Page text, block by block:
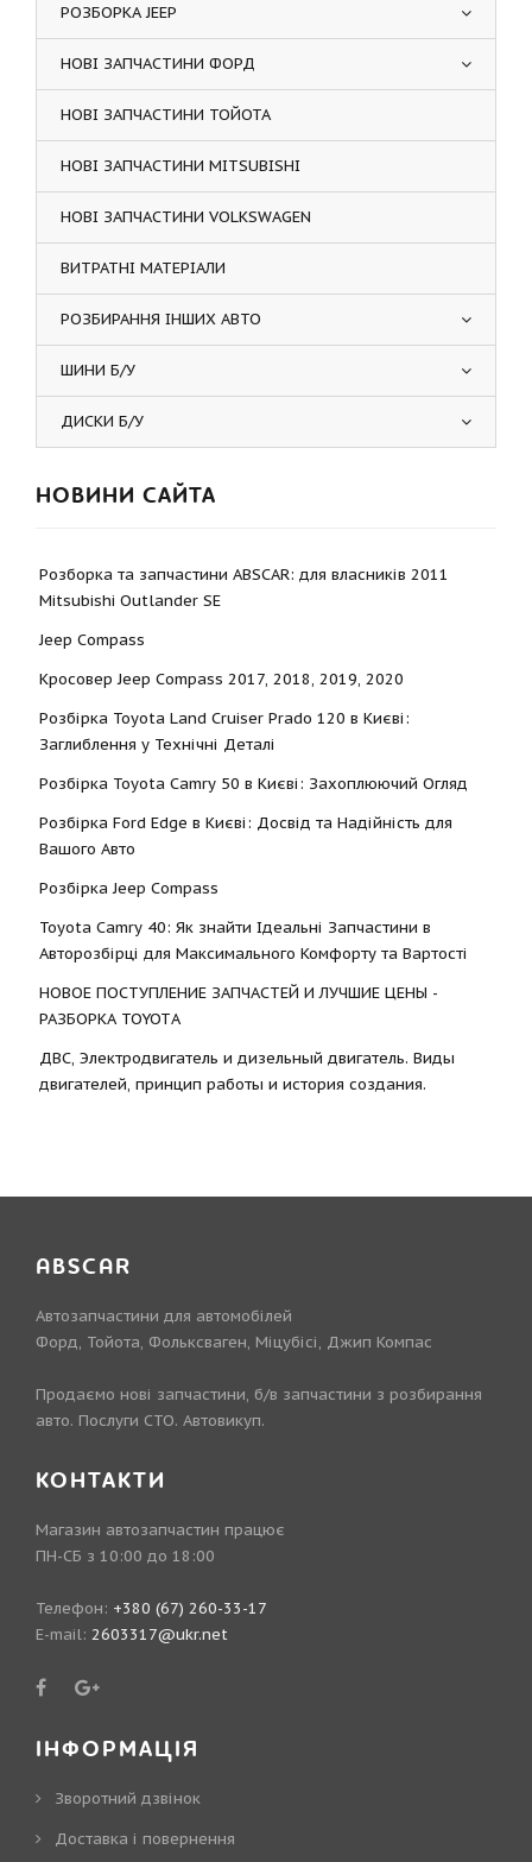
РОЗБОРКА JEEP
НОВІ ЗАПЧАСТИНИ ФОРД
НОВІ ЗАПЧАСТИНИ ТОЙОТА
НОВІ ЗАПЧАСТИНИ MITSUBISHI
НОВІ ЗАПЧАСТИНИ VOLKSWAGEN
ВИТРАТНІ МАТЕРІАЛИ
РОЗБИРАННЯ ІНШИХ АВТО
ШИНИ Б/У
ДИСКИ Б/У
НОВИНИ САЙТА
Розборка та запчастини ABSCAR: для власників 2011
Mitsubishi Outlander SE
Jeep Compass
Кросовер Jeep Compass 2017, 2018, 2019, 2020
Розбірка Toyota Land Cruiser Prado 120 в Києві:
Заглиблення у Технічні Деталі
Розбірка Toyota Camry 50 в Києві: Захоплюючий Огляд
Розбірка Ford Edge в Києві: Досвід та Надійність для
Вашого Авто
Розбірка Jeep Compass
Toyota Camry 40: Як знайти Ідеальні Запчастини в
Авторозбірці для Максимального Комфорту та Вартості
НОВОЕ ПОСТУПЛЕНИЕ ЗАПЧАСТЕЙ И ЛУЧШИЕ ЦЕНЫ -
РАЗБОРКА TOYOTА
ДВС, Электродвигатель и дизельный двигатель. Виды
двигателей, принцип работы и история создания.
ABSCAR
Автозапчастини для автомобілей
Форд, Тойота, Фольксваген, Міцубісі, Джип Компас
Продаємо нові запчастини, б/в запчастини з розбирання
авто. Послуги СТО. Автовикуп.
КОНТАКТИ
Магазин автозапчастин працює
ПН-СБ з 10:00 до 18:00
Телефон: +380 (67) 260-33-17
E-mail: 2603317@ukr.net
ІНФОРМАЦІЯ
Зворотний дзвінок
Доставка і повернення